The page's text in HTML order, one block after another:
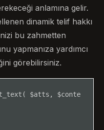
anlamına gelir.
dinamik telif hakkı
bu zahmetten
yapmanıza yardımcı
görebilirsiniz.
$atts, $conte